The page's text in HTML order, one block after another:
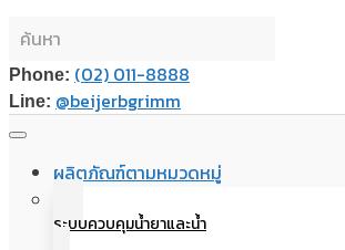
Phone: (02) 011-8888
Line: @beijerbgrimm
ผลิตภัณฑ์ตามหมวดหมู่
ระบบควบคุมน้ำยาและน้ำ